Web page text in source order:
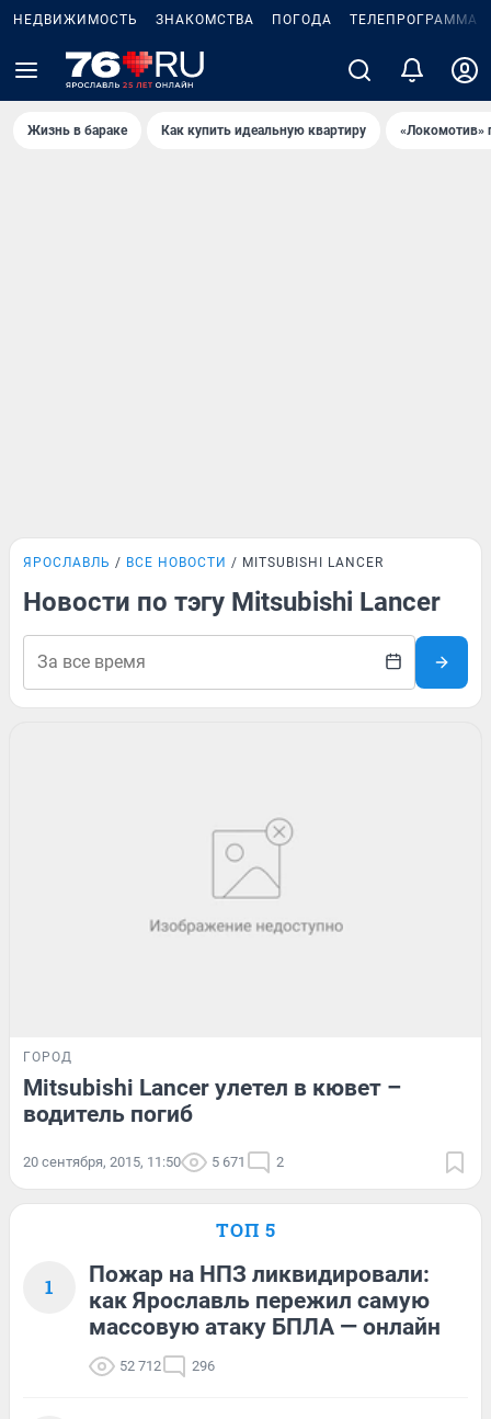
НЕДВИЖИМОСТЬ ЗНАКОМСТВА ПОГОДА ТЕЛЕПРОГРАММА
Жизнь в бараке Как купить идеальную квартиру «Локомотив»
ЯРОСЛАВЛЬ ВСЕ НОВОСТИ MITSUBISHI LANCER
Новости по тэгу Mitsubishi Lancer
ГОРОД
Mitsubishi Lancer улетел в кювет –
водитель погиб
20 сентября, 2015, 11:50 5 671 2
ТОП 5
1
Пожар на НПЗ ликвидировали:
как Ярославль пережил самую
массовую атаку БПЛА — онлайн
52 712 296